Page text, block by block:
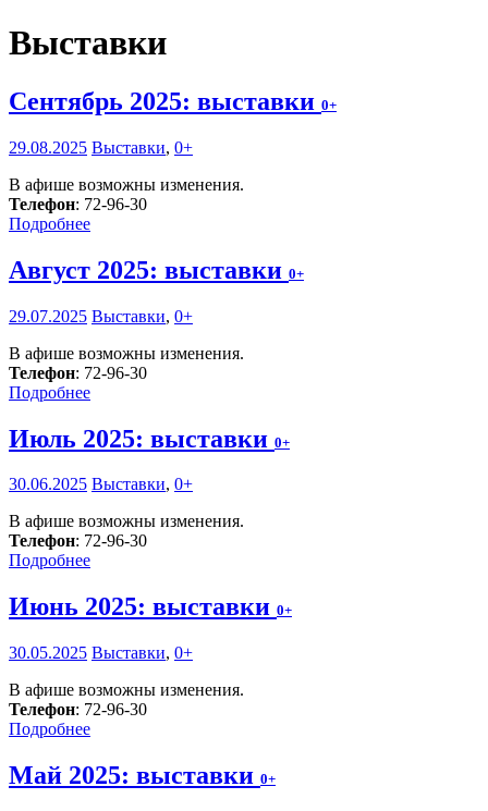
Выставки
Сентябрь 2025: выставки 0+
29.08.2025 Выставки, 0+
В афише возможны изменения.
Телефон: 72-96-30
Подробнее
Август 2025: выставки 0+
29.07.2025 Выставки, 0+
В афише возможны изменения.
Телефон: 72-96-30
Подробнее
Июль 2025: выставки 0+
30.06.2025 Выставки, 0+
В афише возможны изменения.
Телефон: 72-96-30
Подробнее
Июнь 2025: выставки 0+
30.05.2025 Выставки, 0+
В афише возможны изменения.
Телефон: 72-96-30
Подробнее
Май 2025: выставки 0+